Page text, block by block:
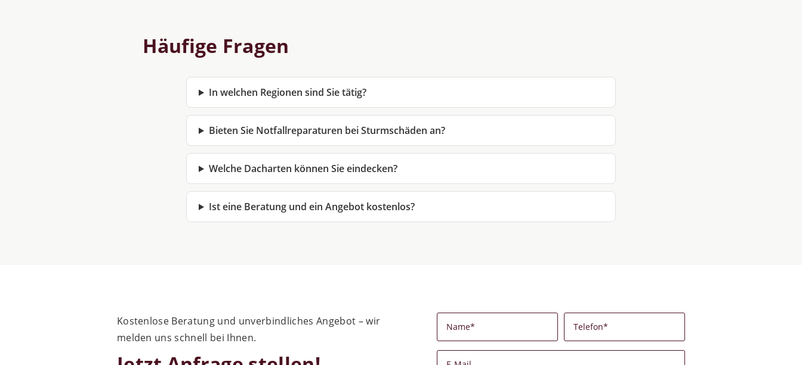
Häufige Fragen
In welchen Regionen sind Sie tätig?
Bieten Sie Notfallreparaturen bei Sturmschäden an?
Welche Dacharten können Sie eindecken?
Ist eine Beratung und ein Angebot kostenlos?
Kostenlose Beratung und unverbindliches Angebot – wir
melden uns schnell bei Ihnen.